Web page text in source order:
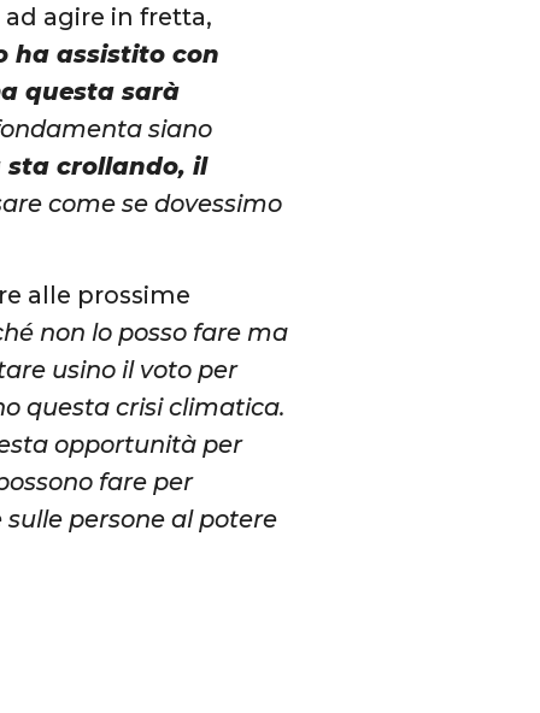
agire in fretta,
ha assistito con
questa sarà
siano
sta crollando, il
come se dovessimo
alle prossime
non lo posso fare ma
usino il voto per
questa crisi climatica.
opportunità per
fare per
persone al potere